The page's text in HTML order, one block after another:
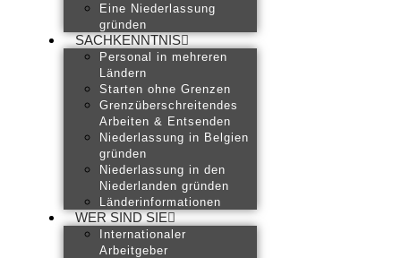
Eine Niederlassung
gründen
SACHKENNTNIS
Personal in mehreren
Ländern
Starten ohne Grenzen
Grenzüberschreitendes
Arbeiten & Entsenden
Niederlassung in Belgien
gründen
Niederlassung in den
Niederlanden gründen
Länderinformationen
WER SIND SIE
Internationaler
Arbeitgeber